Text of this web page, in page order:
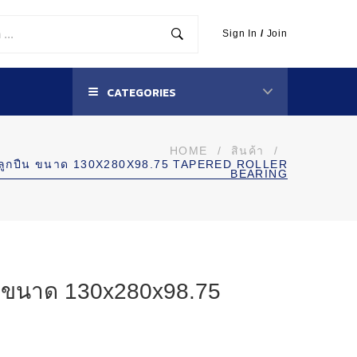
Sign In / Join
CATEGORIES
HOME / สินค้า
/
ปืน ขนาด 130X280X98.75 TAPERED ROLLER
BEARING
นาด 130x280x98.75